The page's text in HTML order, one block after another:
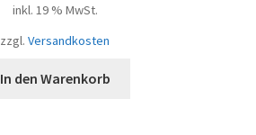
inkl. 19 % MwSt.
zzgl. Versandkosten
In den Warenkorb